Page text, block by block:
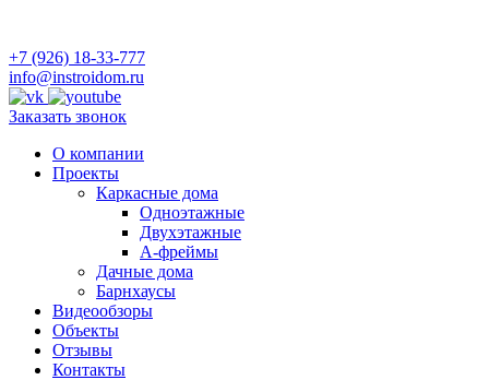
+7 (926) 18-33-777
info@instroidom.ru
Заказать звонок
О компании
Проекты
Каркасные дома
Одноэтажные
Двухэтажные
А-фреймы
Дачные дома
Барнхаусы
Видеообзоры
Объекты
Отзывы
Контакты